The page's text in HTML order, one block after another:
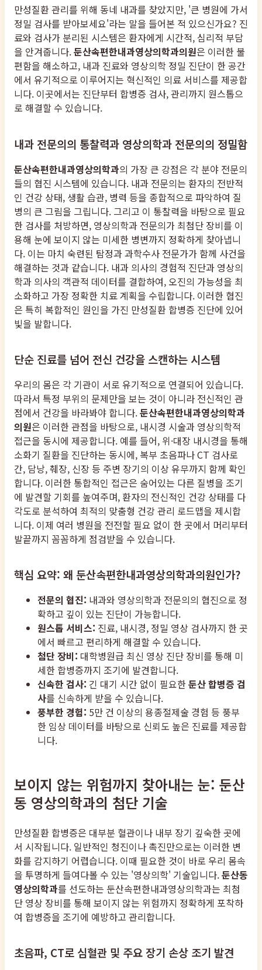
만성질환 관리를 위해 동네 내과를 찾았지만, '큰 병원에 가서
정밀 검사를 받아보세요'라는 말을 들어본 적 있으신가요? 진
료와 검사가 분리된 시스템은 환자에게 시간적, 심리적 부담
을 안겨줍니다.둔산속편한내과영상의학과의원은 이러한 불
편함을 해소하고, 내과 진료와 영상의학 정밀 진단이 한 공간
에서 유기적으로 이루어지는 혁신적인 의료 서비스를 제공합
니다. 이곳에서는 진단부터 합병증 검사, 관리까지 원스톱으
로 해결할 수 있습니다.
내과 전문의의 통찰력과 영상의학과 전문의의 정밀함
둔산속편한내과영상의학과의 가장 큰 강점은 각 분야 전문의
들의 협진 시스템에 있습니다. 내과 전문의는 환자의 전반적
인 건강 상태, 생활 습관, 병력 등을 종합적으로 파악하여 질
병의 큰 그림을 그립니다. 그리고 이 통찰력을 바탕으로 필요
한 검사를 처방하면, 영상의학과 전문의가 최첨단 장비를 이
용해 눈에 보이지 않는 미세한 병변까지 정확하게 찾아냅니
다. 이는 마치 숙련된 탐정과 과학수사 전문가가 함께 사건을
해결하는 것과 같습니다. 내과 의사의 경험적 진단과 영상의
학과 의사의 객관적 데이터를 결합하여, 오진의 가능성을 최
소화하고 가장 정확한 치료 계획을 수립합니다. 이러한 협진
은 특히 복합적인 원인을 가진 만성질환 합병증 진단에 있어
빛을 발합니다.
단순 진료를 넘어 전신 건강을 스캔하는 시스템
우리의 몸은 각 기관이 서로 유기적으로 연결되어 있습니다.
따라서 특정 부위의 문제만을 보는 것이 아니라 전신적인 관
점에서 건강을 바라봐야 합니다.둔산속편한내과영상의학과
의원은 이러한 관점을 바탕으로, 내시경 시술과 영상의학적
접근을 동시에 제공합니다. 예를 들어, 위·대장 내시경을 통해
소화기 질환을 진단하는 동시에, 복부 초음파나 CT 검사로
간, 담낭, 췌장, 신장 등 주변 장기의 이상 유무까지 함께 확인
합니다. 이러한 통합적인 접근은 숨어있는 다른 질병을 조기
에 발견할 기회를 높여주며, 환자의 전신적인 건강 상태를 다
각도로 분석하여 최적의 맞춤형 건강 관리 로드맵을 제시합
니다. 이제 여러 병원을 전전할 필요 없이 한 곳에서 머리부터
발끝까지 꼼꼼하게 점검받을 수 있습니다.
핵심 요약: 왜 둔산속편한내과영상의학과의원인가?
전문의 협진: 내과와 영상의학과 전문의의 협진으로 정
확하고 깊이 있는 진단이 가능합니다.
원스톱 서비스: 진료, 내시경, 정밀 영상 검사까지 한 곳
에서 빠르고 편리하게 해결할 수 있습니다.
첨단 장비: 대학병원급 최신 영상 진단 장비를 통해 미
세한 합병증까지 조기에 발견합니다.
신속한 검사: 긴 대기 시간 없이 필요한둔산 합병증 검
사를 신속하게 받을 수 있습니다.
풍부한 경험: 5만 건 이상의 용종절제술 경험 등 풍부
한 임상 데이터를 바탕으로 신뢰도 높은 진료를 제공합
니다.
보이지 않는 위험까지 찾아내는 눈: 둔산
동 영상의학과의 첨단 기술
만성질환 합병증은 대부분 혈관이나 내부 장기 깊숙한 곳에
서 시작됩니다. 일반적인 청진이나 촉진만으로는 이러한 변
화를 감지하기 어렵습니다. 이때 필요한 것이 바로 우리 몸속
을 투명하게 들여다볼 수 있는 '영상의학' 기술입니다.둔산동
영상의학과를 선도하는 둔산속편한내과영상의학과는 최첨
단 영상 장비를 통해 보이지 않는 위험까지 정확하게 포착하
여 합병증을 조기에 예방하고 관리합니다.
초음파, CT로 심혈관 및 주요 장기 손상 조기 발견